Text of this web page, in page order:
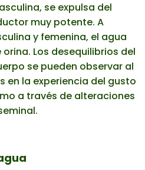
se expulsa del
muy potente. A
y femenina, el agua
Los desequilibrios del
se pueden observar al
en la experiencia del gusto
a través de alteraciones